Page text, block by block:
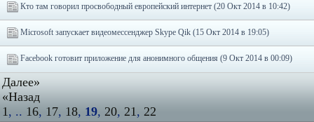
Кто там говорил просвободный европейский интернет (20 Окт 2014 в 10:42)
Microsoft запускает видеомессенджер Skype Qik (15 Окт 2014 в 19:05)
Facebook готовит приложение для анонимного общения (9 Окт 2014 в 00:09)
Далее»
«Назад
1 , .. 16, 17, 18, 19, 20, 21 , 22